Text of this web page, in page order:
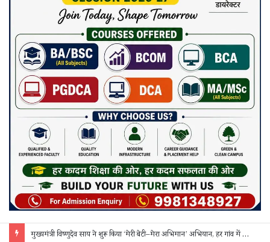
मुख्यमंत्री विष्णुदेव साय ने शुरू किया ‘मेरी बेटी–मेरा अभिमान’ अभियान, हर गांव में मुक्तिधाम और हर स्कूल में बालिका शौचालय